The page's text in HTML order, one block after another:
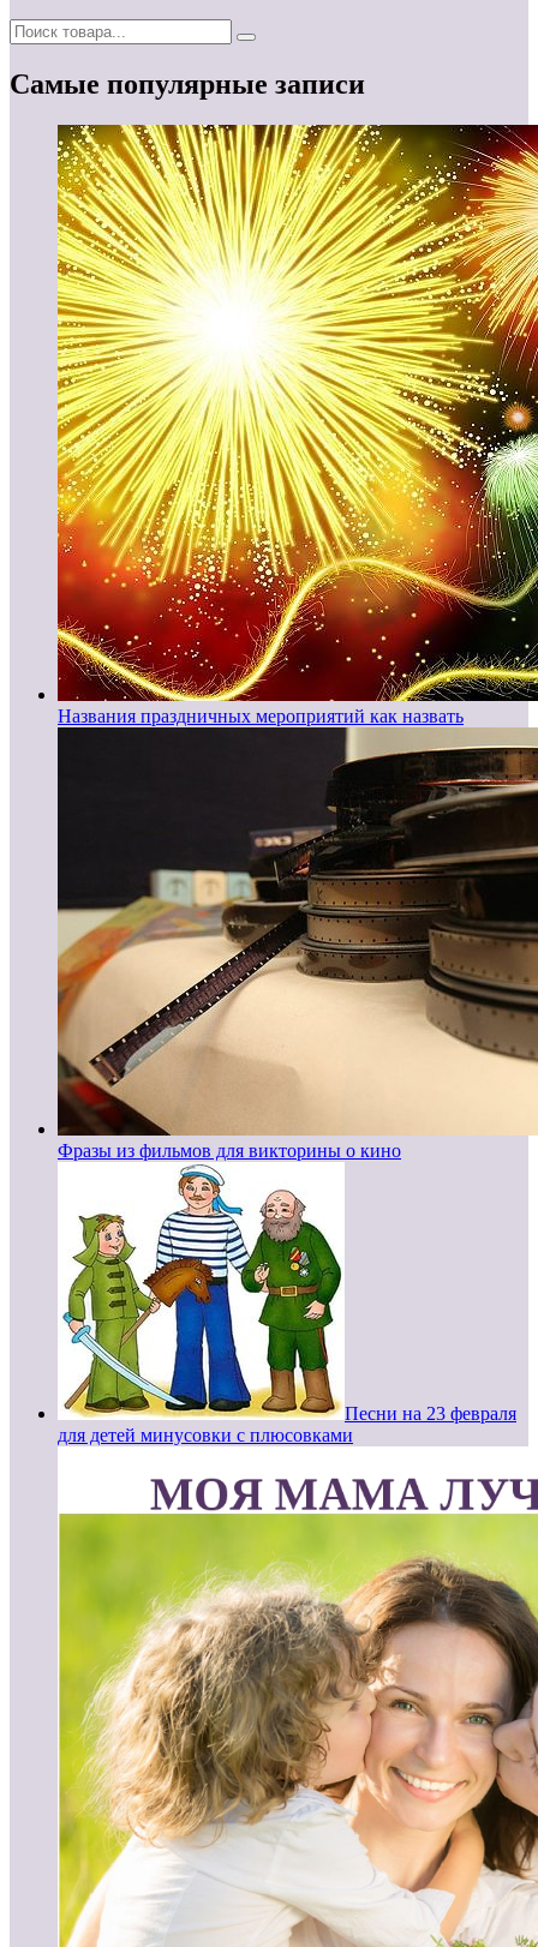
Самые популярные записи
Названия праздничных мероприятий как назвать
Фразы из фильмов для викторины о кино
Песни на 23 февраля
для детей минусовки с плюсовками